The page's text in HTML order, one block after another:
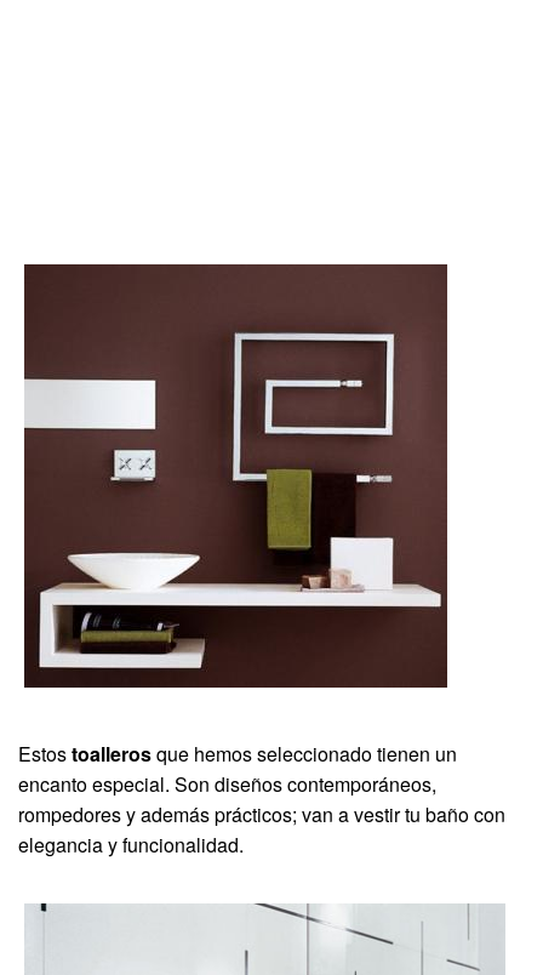
Estostoallerosque hemos seleccionado tienen un
encanto especial. Son diseños contemporáneos,
rompedores y además prácticos; van a vestir tu baño con
elegancia y funcionalidad.